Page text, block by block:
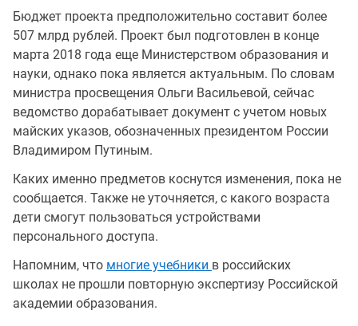
Бюджет проекта предположительно составит более
507 млрд рублей. Проект был подготовлен в конце
марта 2018 года еще Министерством образования и
науки, однако пока является актуальным. По словам
министра просвещения Ольги Васильевой, сейчас
ведомство дорабатывает документ с учетом новых
майских указов, обозначенных президентом России
Владимиром Путиным.
Каких именно предметов коснутся изменения, пока не
сообщается. Также не уточняется, с какого возраста
дети смогут пользоваться устройствами
персонального доступа.
Напомним, что многие учебники в российских
школах не прошли повторную экспертизу Российской
академии образования.